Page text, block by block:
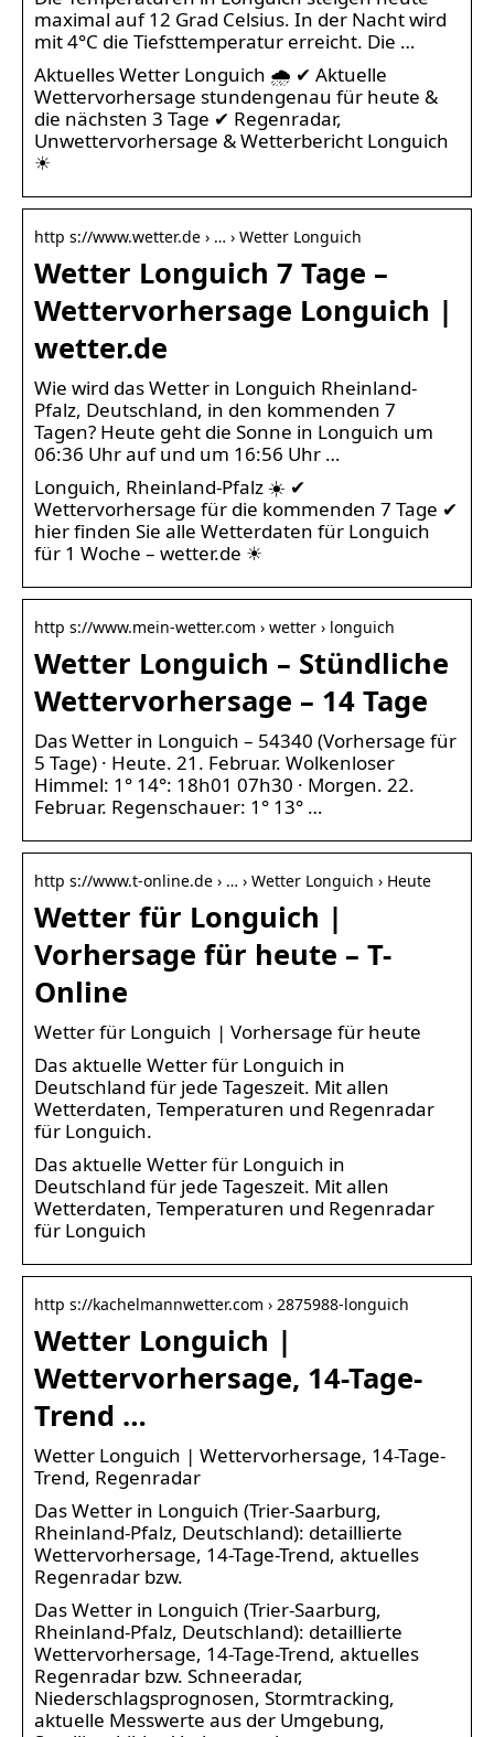
maximal auf 12 Grad Celsius. In der Nacht wird
mit 4°C die Tiefsttemperatur erreicht. Die …
Aktuelles Wetter Longuich 🌧️ ✔ Aktuelle
Wettervorhersage stundengenau für heute &
die nächsten 3 Tage ✔ Regenradar,
Unwettervorhersage & Wetterbericht Longuich
☀
http s://www.wetter.de › … › Wetter Longuich
Wetter Longuich 7 Tage –
Wettervorhersage Longuich |
wetter.de
Wie wird das Wetter in Longuich Rheinland-
Pfalz, Deutschland, in den kommenden 7
Tagen? Heute geht die Sonne in Longuich um
06:36 Uhr auf und um 16:56 Uhr …
Longuich, Rheinland-Pfalz ☀️ ✔
Wettervorhersage für die kommenden 7 Tage ✔
hier finden Sie alle Wetterdaten für Longuich
für 1 Woche – wetter.de ☀
http s://www.mein-wetter.com › wetter › longuich
Wetter Longuich – Stündliche
Wettervorhersage – 14 Tage
Das Wetter in Longuich – 54340 (Vorhersage für
5 Tage) · Heute. 21. Februar. Wolkenloser
Himmel: 1° 14°: 18h01 07h30 · Morgen. 22.
Februar. Regenschauer: 1° 13° …
http s://www.t-online.de › … › Wetter Longuich › Heute
Wetter für Longuich |
Vorhersage für heute – T-
Online
Wetter für Longuich | Vorhersage für heute
Das aktuelle Wetter für Longuich in
Deutschland für jede Tageszeit. Mit allen
Wetterdaten, Temperaturen und Regenradar
für Longuich.
Das aktuelle Wetter für Longuich in
Deutschland für jede Tageszeit. Mit allen
Wetterdaten, Temperaturen und Regenradar
für Longuich
http s://kachelmannwetter.com › 2875988-longuich
Wetter Longuich |
Wettervorhersage, 14-Tage-
Trend …
Wetter Longuich | Wettervorhersage, 14-Tage-
Trend, Regenradar
Das Wetter in Longuich (Trier-Saarburg,
Rheinland-Pfalz, Deutschland): detaillierte
Wettervorhersage, 14-Tage-Trend, aktuelles
Regenradar bzw.
Das Wetter in Longuich (Trier-Saarburg,
Rheinland-Pfalz, Deutschland): detaillierte
Wettervorhersage, 14-Tage-Trend, aktuelles
Regenradar bzw. Schneeradar,
Niederschlagsprognosen, Stormtracking,
aktuelle Messwerte aus der Umgebung,